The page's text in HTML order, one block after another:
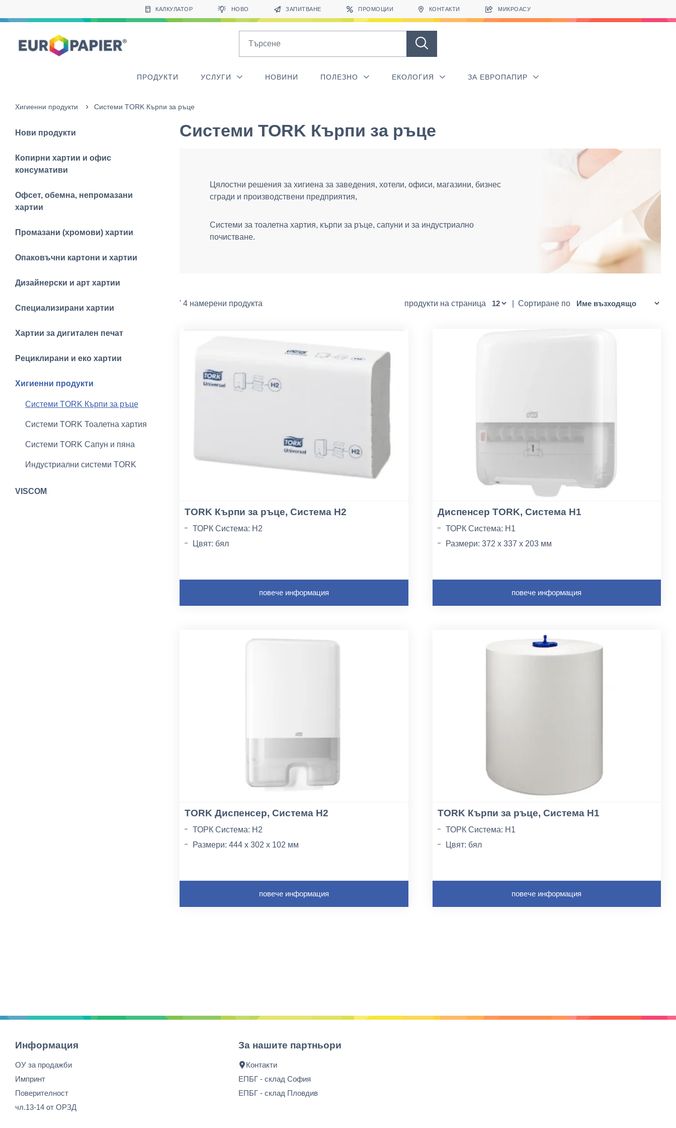
КАЛКУЛАТОР НОВО ЗАПИТВАНЕ ПРОМОЦИИ КОНТАКТИ МИКРОАСУ
ПРОДУКТИ УСЛУГИ НОВИНИ ПОЛЕЗНО ЕКОЛОГИЯ ЗА ЕВРОПАПИР
Хигиенни продукти Системи TORK Кърпи за ръце
Нови продукти
Копирни хартии и офис
консумативи
Офсет, обемна, непромазани
хартии
Промазани (хромови) хартии
Опаковъчни картони и хартии
Дизайнерски и арт хартии
Специализирани хартии
Хартии за дигитален печат
Рециклирани и еко хартии
Хигиенни продукти
Системи TORK Кърпи за ръце
Системи TORK Тоалетна хартия
Системи TORK Сапун и пяна
Индустриални системи TORK
VISCOM
Системи TORK Кърпи за ръце
Цялостни решения за хигиена за заведения, хотели, офиси, магазини, бизнес
сгради и производствени предприятия,
Системи за тоалетна хартия, кърпи за ръце, сапуни и за индустриално
почистване.
' 4 намерени продукта продукти на страница Сортиране по
TORK Кърпи за ръце, Система H2
ТОРК Система: H2
Цвят: бял
повече информация
Диспенсер TORK, Система H1
ТОРК Система: H1
Размери: 372 x 337 x 203 мм
повече информация
TORK Диспенсер, Система H2
ТОРК Система: H2
Размери: 444 x 302 x 102 мм
повече информация
TORK Кърпи за ръце, Система H1
ТОРК Система: H1
Цвят: бял
повече информация
Информация
ОУ за продажби
Импринт
Поверителност
чл.13-14 от ОРЗД
За нашите партньори
Контакти
ЕПБГ - склад София
ЕПБГ - склад Пловдив